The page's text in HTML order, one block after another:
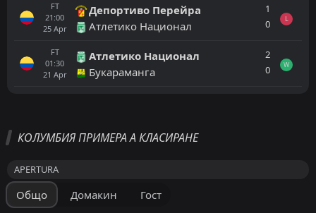
FT
21:00
25 Apr
Депортиво Перейра
Атлетико Национал
1
0
L
FT
01:30
21 Apr
Атлетико Национал
Букараманга
2
0
W
18Aug
01:05
Хуниор
КОЛУМБИЯ ПРИМЕРА А КЛАСИРАНЕ
APERTURA
Общо Домакин Гост